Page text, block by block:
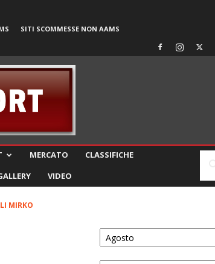
SITI SCOMMESSE NON AAMS
MERCATO
CLASSIFICHE
VIDEO
MIRKO